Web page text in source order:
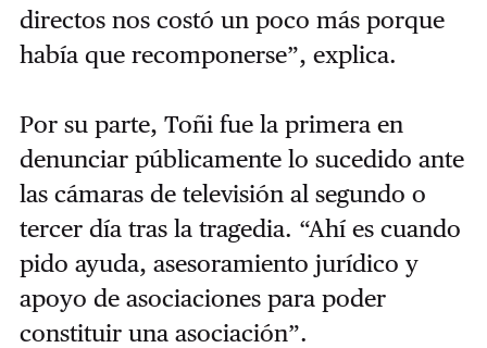
directos nos costó un poco más porque
había que recomponerse”, explica.
Por su parte, Toñi fue la primera en
denunciar públicamente lo sucedido ante
las cámaras de televisión al segundo o
tercer día tras la tragedia. “Ahí es cuando
pido ayuda, asesoramiento jurídico y
apoyo de asociaciones para poder
constituir una asociación”.